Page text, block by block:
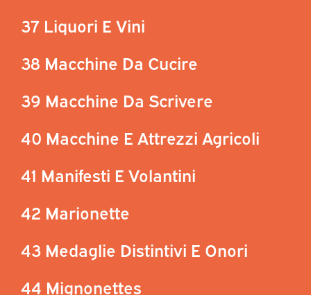
37 Liquori E Vini
38 Macchine Da Cucire
39 Macchine Da Scrivere
40 Macchine E Attrezzi Agricoli
41 Manifesti E Volantini
42 Marionette
43 Medaglie Distintivi E Onori
44 Mignonettes